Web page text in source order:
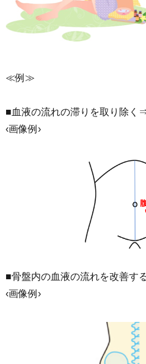
≪例≫
■血液の流れの滞りを取り除く
‹画像例›
■骨盤内の血液の流れを改善す
‹画像例›